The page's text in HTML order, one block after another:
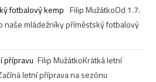
fotbalový kemp Filip MužátkoOd 1.7.
naše mládežníky příměstský fotbalový
přípravu Filip MužátkoKrátká letní
letní příprava na sezónu